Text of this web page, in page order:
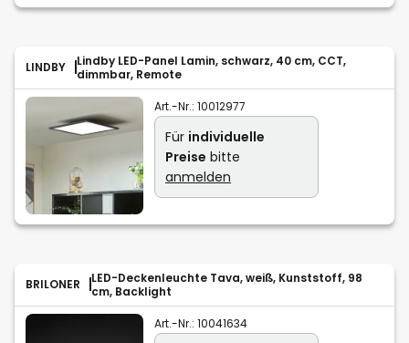
LINDBY
Lindby LED-Panel Lamin, schwarz, 40 cm, CCT,
dimmbar, Remote
Art.-Nr.: 10012977
Für individuelle
Preise bitte
anmelden
BRILONER
LED-Deckenleuchte Tava, weiß, Kunststoff, 98
cm, Backlight
Art.-Nr.: 10041634